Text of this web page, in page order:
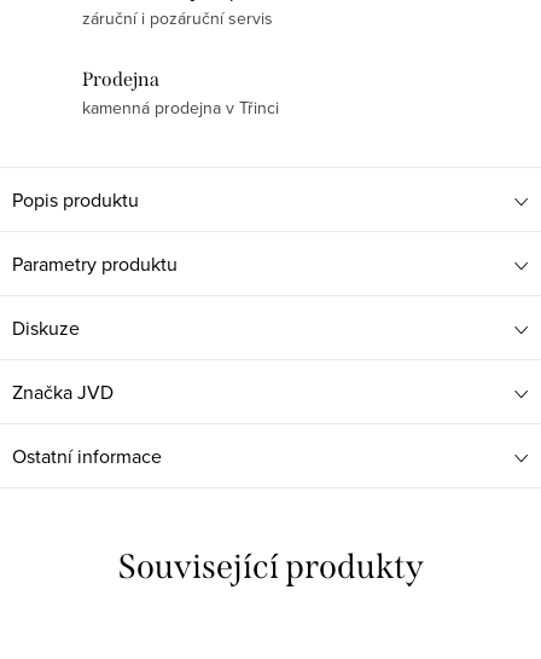
záruční i pozáruční servis
Prodejna
kamenná prodejna v Třinci
Popis produktu
Parametry produktu
Diskuze
ZnačkaJVD
Ostatní informace
Související produkty